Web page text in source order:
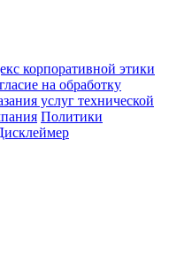
корпоративной этики
на обработку
услуг технической
Политики